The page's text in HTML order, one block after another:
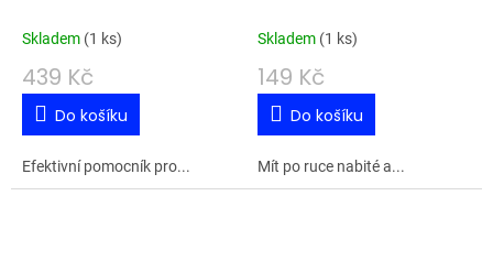
Skladem (1 ks)
439 Kč
Do košíku
Efektivní pomocník pro...
Skladem (1 ks)
149 Kč
Do košíku
Mít po ruce nabité a...